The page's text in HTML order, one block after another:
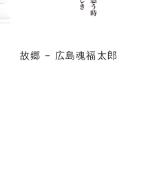
故郷 – 広島魂福太郎